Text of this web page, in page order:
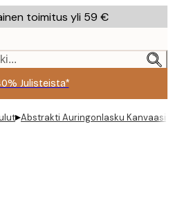
toimitus yli 59 €
Julisteista*
▸Abstrakti Auringonlasku Kanvaasi